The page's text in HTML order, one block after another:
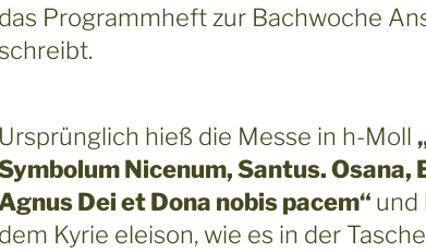
das Programmheft zur Bachwoche
Ursprünglich hieß die Messe in h-Moll
Nicenum, Santus. Osana,
Dei et Dona nobis pacem“ und
dem Kyrie eleison, wie es in der